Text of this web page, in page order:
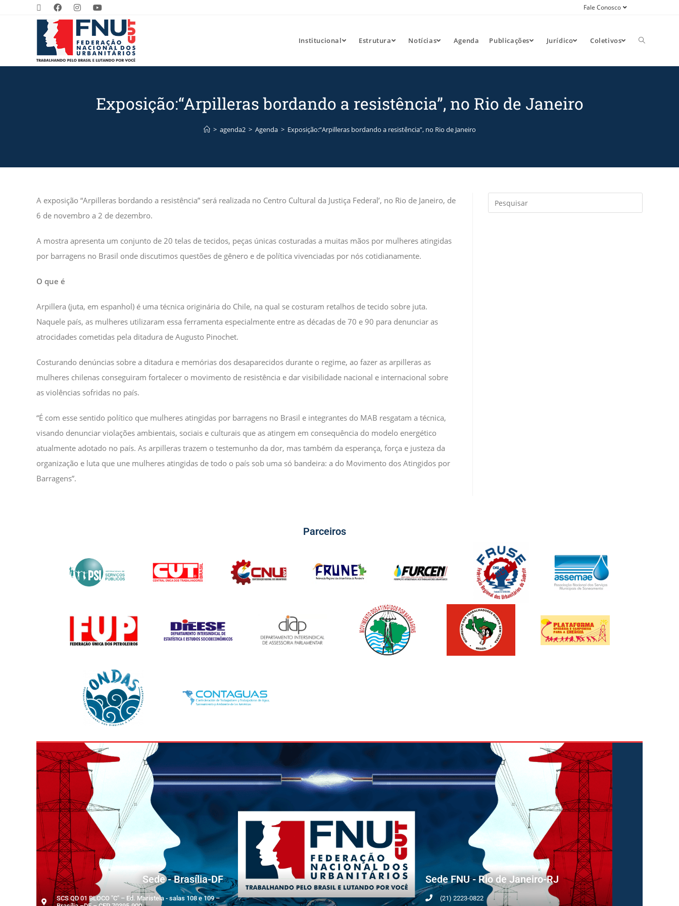
Fale Conosco
Institucional Estrutura Notícias Agenda Publicações Jurídico Coletivos
Exposição:“Arpilleras bordando a resistência”, no Rio de Janeiro
> agenda2 > Agenda > Exposição:“Arpilleras bordando a resistência”, no Rio de Janeiro
A exposição “Arpilleras bordando a resistência” será realizada no Centro Cultural da Justiça Federal’, no Rio de Janeiro, de
6 de novembro a 2 de dezembro.
A mostra apresenta um conjunto de 20 telas de tecidos, peças únicas costuradas a muitas mãos por mulheres atingidas
por barragens no Brasil onde discutimos questões de gênero e de política vivenciadas por nós cotidianamente.
O que é
Arpillera (juta, em espanhol) é uma técnica originária do Chile, na qual se costuram retalhos de tecido sobre juta.
Naquele país, as mulheres utilizaram essa ferramenta especialmente entre as décadas de 70 e 90 para denunciar as
atrocidades cometidas pela ditadura de Augusto Pinochet.
Costurando denúncias sobre a ditadura e memórias dos desaparecidos durante o regime, ao fazer as arpilleras as
mulheres chilenas conseguiram fortalecer o movimento de resistência e dar visibilidade nacional e internacional sobre
as violências sofridas no país.
“É com esse sentido político que mulheres atingidas por barragens no Brasil e integrantes do MAB resgatam a técnica,
visando denunciar violações ambientais, sociais e culturais que as atingem em consequência do modelo energético
atualmente adotado no país. As arpilleras trazem o testemunho da dor, mas também da esperança, força e justeza da
organização e luta que une mulheres atingidas de todo o país sob uma só bandeira: a do Movimento dos Atingidos por
Barragens”.
Parceiros
Sede - Brasília-DF
SCS QD 01 BLOCO "C" – Ed. Maristela - salas 108 e 109 –
Sede FNU - Rio de Janeiro-RJ
(21) 2223-0822